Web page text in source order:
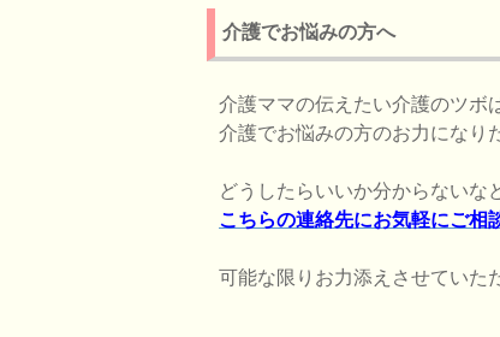
介護でお悩みの方へ
介護ママの伝えたい介護のツボ
介護でお悩みの方のお力になり
どうしたらいいか分からないな
こちらの連絡先にお気軽にご相
可能な限りお力添えさせていた